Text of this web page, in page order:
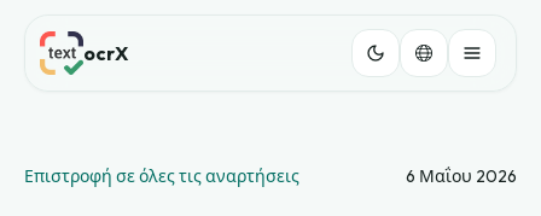
ocrX
Επιστροφή σε όλες τις αναρτήσεις 6 Μαΐου 2026